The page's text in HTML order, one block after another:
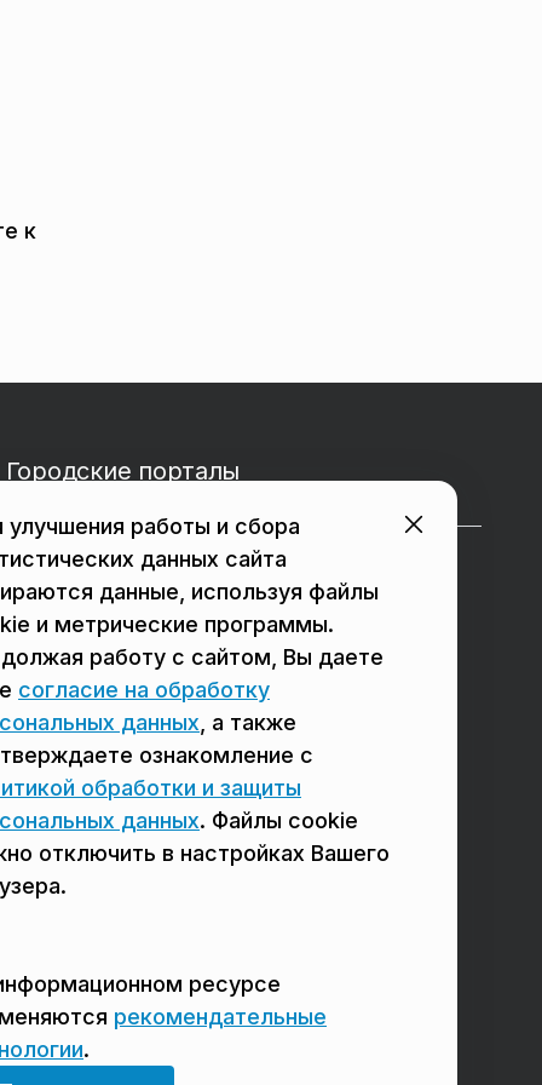
к
Городские порталы
в Реутове в Балашихе
в Сергиевом Посаде в Люберцах
в Домодедово в Щёлково
улучшения работы и сбора
данных сайта
данные, используя файлы
и метрические программы.
работу с сайтом, Вы даете
согласие на обработку
данных , а также
ознакомление с
обработки и защиты
данных. Файлы cookie
отключить в настройках Вашего
ресурсе
рекомендательные
.